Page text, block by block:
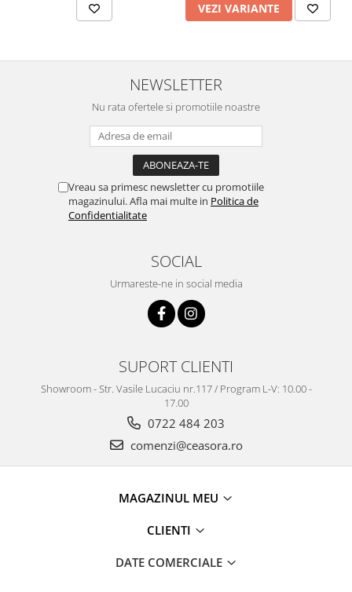
VEZI VARIANTE
NEWSLETTER
Nu rata ofertele si promotiile noastre
Vreau sa primesc newsletter cu promotiile
magazinului. Afla mai multe in Politica de
Confidentialitate
SOCIAL
Urmareste-ne in social media
SUPORT CLIENTI
Showroom - Str. Vasile Lucaciu nr.117 / Program L-V: 10.00 -
17.00
0722 484 203
comenzi@ceasora.ro
MAGAZINUL MEU
CLIENTI
DATE COMERCIALE